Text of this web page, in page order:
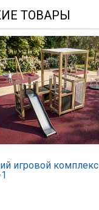
ТОВАРЫ
игровой комплекс